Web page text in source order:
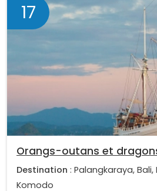
17
Orangs-outans et
Destination : Palangkaraya,
Komodo